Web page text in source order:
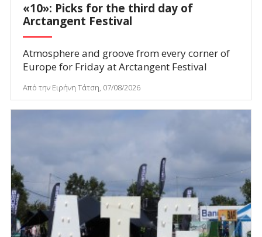
«10»: Picks for the third day of
Arctangent Festival
Atmosphere and groove from every corner of
Europe for Friday at Arctangent Festival
Από την Ειρήνη Τάτση, 07/08/2026